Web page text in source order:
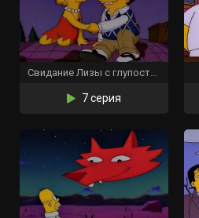
Свидание Лизы с глупостью
7 серия